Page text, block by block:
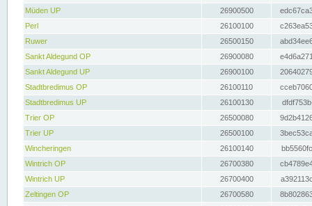
Müden UP
26900500
Perl
26100100
Ruwer
26500150
Sankt Aldegund OP
26900080
Sankt Aldegund UP
26900100
Stadtbredimus OP
26100110
Stadtbredimus UP
26100130
Trier OP
26500080
Trier UP
26500100
Wincheringen
26100140
Wintrich OP
26700380
Wintrich UP
26700400
Zeltingen OP
26700580